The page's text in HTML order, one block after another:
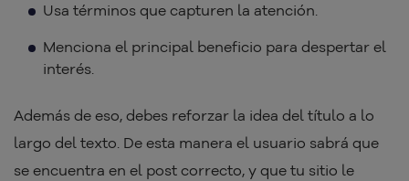
Usa términos que capturen la atención.
Menciona el principal beneficio para despertar el
interés.
Además de eso, debes reforzar la idea del título a lo
largo del texto. De esta manera el usuario sabrá que
se encuentra en el post correcto, y que tu sitio le